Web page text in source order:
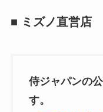
■ ミズノ直営店
侍ジャパンの
す。